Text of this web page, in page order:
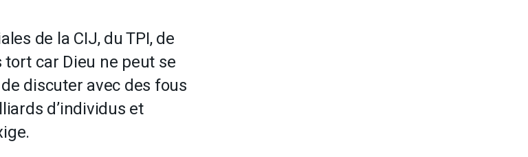
de la CIJ, du TPI, de
tort car Dieu ne peut se
discuter avec des fous
d’individus et